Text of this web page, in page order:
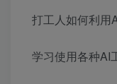
打工人如何利用
学习使用各种AI